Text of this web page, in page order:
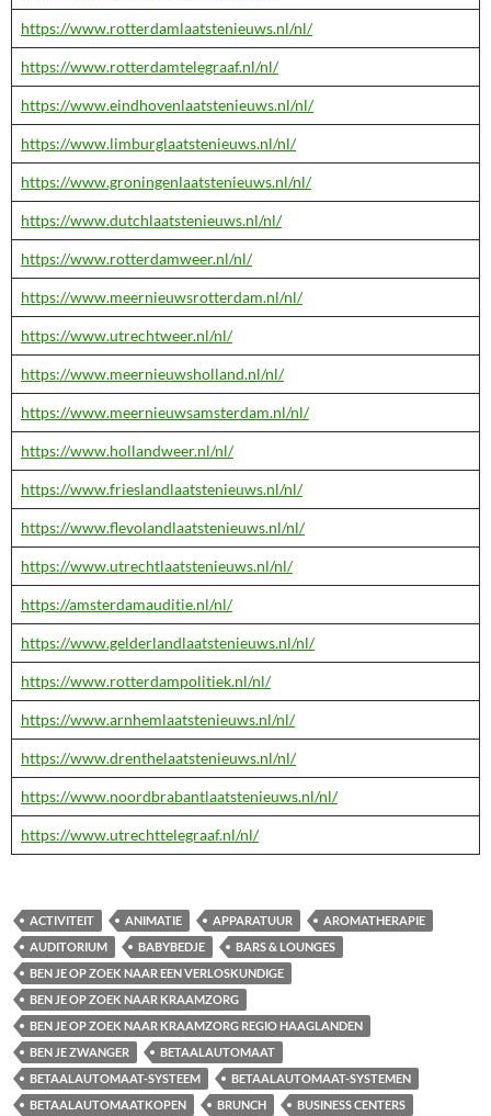
https://www.rotterdamlaatstenieuws.nl/nl/
https://www.rotterdamtelegraaf.nl/nl/
https://www.eindhovenlaatstenieuws.nl/nl/
https://www.limburglaatstenieuws.nl/nl/
https://www.groningenlaatstenieuws.nl/nl/
https://www.dutchlaatstenieuws.nl/nl/
https://www.rotterdamweer.nl/nl/
https://www.meernieuwsrotterdam.nl/nl/
https://www.utrechtweer.nl/nl/
https://www.meernieuwsholland.nl/nl/
https://www.meernieuwsamsterdam.nl/nl/
https://www.hollandweer.nl/nl/
https://www.frieslandlaatstenieuws.nl/nl/
https://www.flevolandlaatstenieuws.nl/nl/
https://www.utrechtlaatstenieuws.nl/nl/
https://amsterdamauditie.nl/nl/
https://www.gelderlandlaatstenieuws.nl/nl/
https://www.rotterdampolitiek.nl/nl/
https://www.arnhemlaatstenieuws.nl/nl/
https://www.drenthelaatstenieuws.nl/nl/
https://www.noordbrabantlaatstenieuws.nl/nl/
https://www.utrechttelegraaf.nl/nl/
ACTIVITEIT ANIMATIE APPARATUUR
AROMATHERAPIE
AUDITORIUM
BABYBEDJE
BARS & LOUNGES
BEN JE OP ZOEK NAAR EEN VERLOSKUNDIGE
BEN JE OP ZOEK NAAR KRAAMZORG
BEN JE OP ZOEK NAAR KRAAMZORG REGIO HAAGLANDEN
BEN JE ZWANGER
BETAALAUTOMAAT
BETAALAUTOMAAT-SYSTEEM
BETAALAUTOMAAT-SYSTEMEN
BETAALAUTOMAATKOPEN
BRUNCH BUSINESS CENTERS